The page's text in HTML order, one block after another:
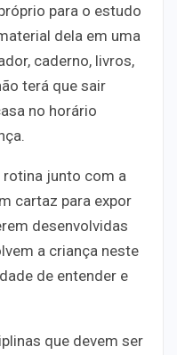
para o estudo
dela em uma
caderno, livros,
terá que sair
no horário
junto com a
cartaz para expor
desenvolvidas
a criança neste
de entender e
que devem ser